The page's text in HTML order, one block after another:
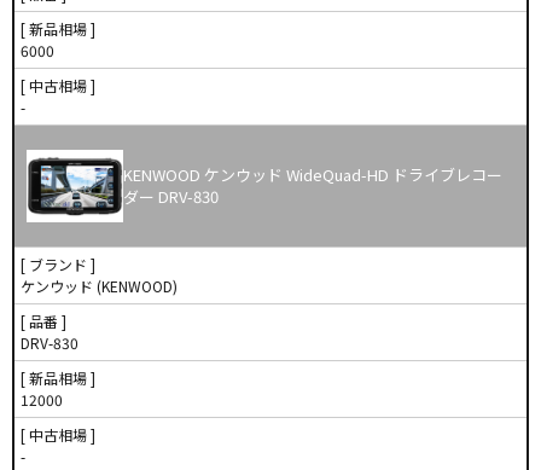
[ 新品相場 ]
6000
[ 中古相場 ]
-
KENWOOD ケンウッド WideQuad-HD ドライブレコー
ダー DRV-830
[ ブランド ]
ケンウッド (KENWOOD)
[ 品番 ]
DRV-830
[ 新品相場 ]
12000
[ 中古相場 ]
-